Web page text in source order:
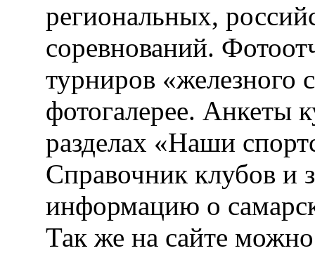
региональных,
соревнований.
турниров «железного
фотогалерее. Анкеты
разделах «Наши
Справочник клубов и
информацию о
Так же на сайте